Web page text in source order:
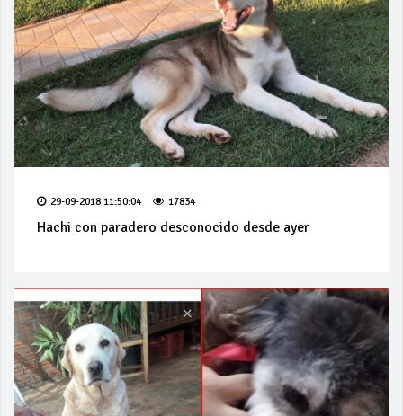
29-09-2018 11:50:04 17834
Hachi con paradero desconocido desde ayer